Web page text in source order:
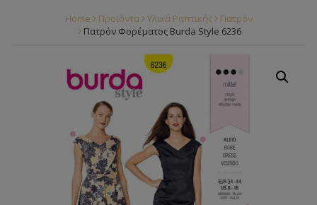
Home Προϊόντα Υλικά Ραπτικής
Πατρόν
Πατρόν Φορέματος Burda Style 6236